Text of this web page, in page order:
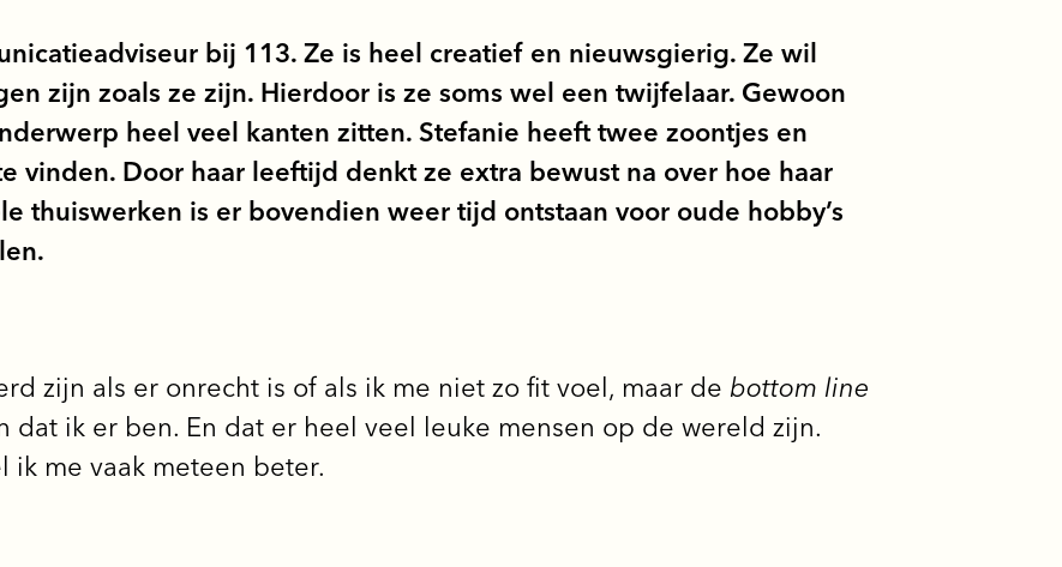
bij 113. Ze is heel creatief en nieuwsgierig. Ze wil
zijn zoals ze zijn. Hierdoor is ze soms wel een twijfelaar. Gewoon
heel veel kanten zitten. Stefanie heeft twee zoontjes en
vinden. Door haar leeftijd denkt ze extra bewust na over hoe haar
thuiswerken is er bovendien weer tijd ontstaan voor oude hobby’s
zijn als er onrecht is of als ik me niet zo fit voel, maar de bottom line
ik er ben. En dat er heel veel leuke mensen op de wereld zijn.
ik me vaak meteen beter.